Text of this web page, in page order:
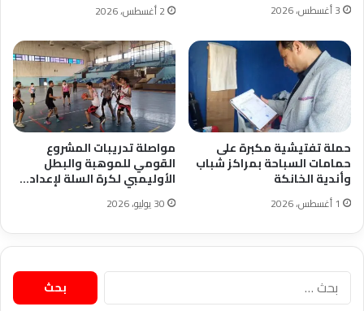
3 أغسطس، 2026 2 أغسطس، 2026
حملة تفتيشية مكبرة على
حمامات السباحة بمراكز شباب
وأندية الخانكة
1 أغسطس، 2026
مواصلة تدريبات المشروع
القومي للموهبة والبطل
الأوليمبي لكرة السلة لإعداد…
30 يوليو، 2026
البحث
عن: